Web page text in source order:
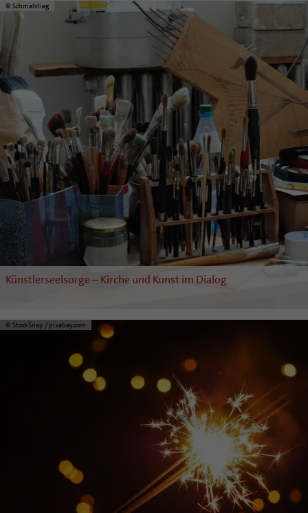
© Schmalstieg
Künstlerseelsorge – Kirche und Kunst im Dialog
© StockSnap / pixabay.com